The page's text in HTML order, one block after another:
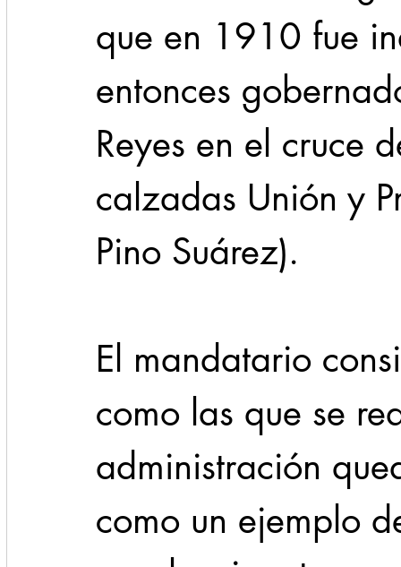
que en 1910 fue
entonces
Reyes en el cruce
calzadas Unión y
Pino Suárez).
El mandatario
como las que se
administración
como un ejemplo